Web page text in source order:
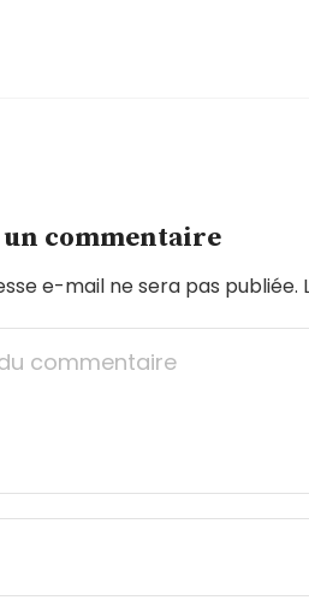
un commentaire
e-mail ne sera pas publiée.